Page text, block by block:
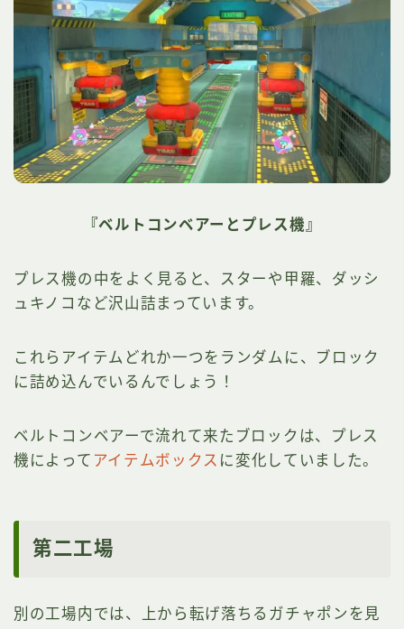
『ベルトコンベアーとプレス機』
プレス機の中をよく見ると、スターや甲羅、ダッシ
ュキノコなど沢山詰まっています。
これらアイテムどれか一つをランダムに、ブロック
に詰め込んでいるんでしょう！
ベルトコンベアーで流れて来たブロックは、プレス
機によって アイテムボックス に変化していました。
第二工場
別の工場内では、上から転げ落ちるガチャポンを見